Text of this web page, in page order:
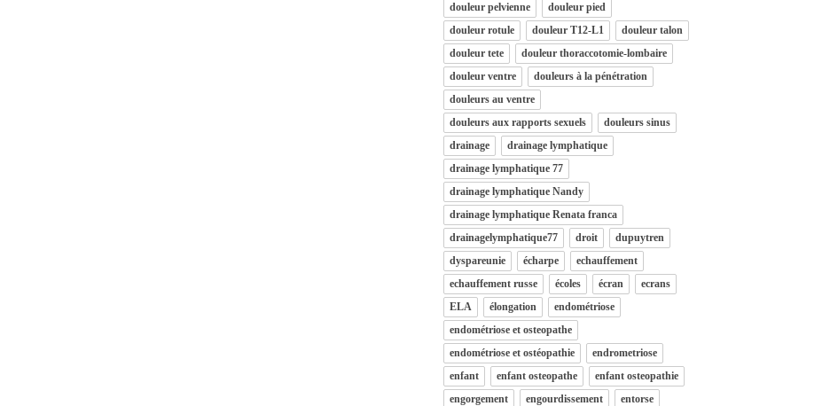
douleur pelvienne
douleur pied
douleur rotule
douleur T12-L1
douleur talon
douleur tete
douleur thoraccotomie-lombaire
douleur ventre
douleurs à la pénétration
douleurs au ventre
douleurs aux rapports sexuels
douleurs sinus
drainage
drainage lymphatique
drainage lymphatique 77
drainage lymphatique Nandy
drainage lymphatique Renata franca
drainagelymphatique77
droit
dupuytren
dyspareunie
écharpe
echauffement
echauffement russe
écoles écran
ecrans
ELA
élongation
endométriose
endométriose et osteopathe
endométriose et ostéopathie
endrometriose
enfant
enfant osteopathe
enfant osteopathie
engorgement
engourdissement
entorse